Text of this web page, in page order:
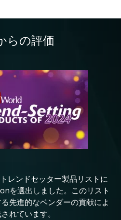
らの評価
レンドセッター製品リストに
を選出しました。このリスト
先進的なベンダーの貢献によ
れています。